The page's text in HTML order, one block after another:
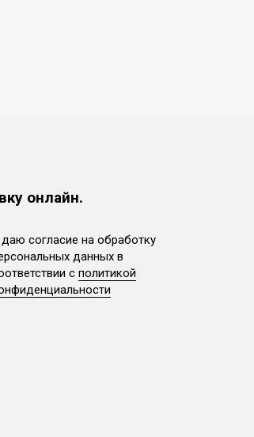
онлайн.
согласие на обработку
данных в
с политикой